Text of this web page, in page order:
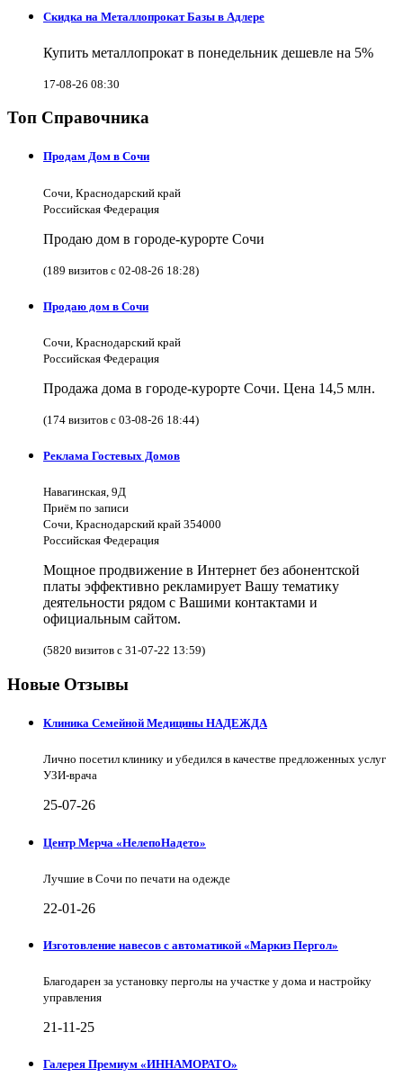
Скидка на Металлопрокат Базы в Адлере
Купить металлопрокат в понедельник дешевле на 5%
17-08-26 08:30
Топ Справочника
Продам Дом в Сочи
Сочи, Краснодарский край
Российская Федерация
Продаю дом в городе-курорте Сочи
(189 визитов с 02-08-26 18:28)
Продаю дом в Сочи
Сочи, Краснодарский край
Российская Федерация
Продажа дома в городе-курорте Сочи. Цена 14,5 млн.
(174 визитов с 03-08-26 18:44)
Реклама Гостевых Домов
Навагинская, 9Д
Приём по записи
Сочи, Краснодарский край 354000
Российская Федерация
Мощное продвижение в Интернет без абонентской
платы эффективно рекламирует Вашу тематику
деятельности рядом с Вашими контактами и
официальным сайтом.
(5820 визитов с 31-07-22 13:59)
Новые Отзывы
Клиника Семейной Медицины НАДЕЖДА
Лично посетил клинику и убедился в качестве предложенных услуг
УЗИ-врача
25-07-26
Центр Мерча «НелепоНадето»
Лучшие в Сочи по печати на одежде
22-01-26
Изготовление навесов с автоматикой «Маркиз Пергол»
Благодарен за установку перголы на участке у дома и настройку
управления
21-11-25
Галерея Премиум «ИННАМОРАТО»